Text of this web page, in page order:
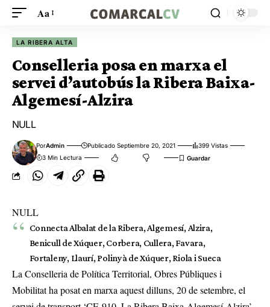
Aa
LA RIBERA ALTA
Conselleria posa en marxa el
servei d’autobús la Ribera Baixa-
Algemesí-Alzira
NULL
PorAdmin Publicado Septiembre 20, 2021
399 Vistas
3 Min Lectura
NULL
Connecta Albalat de la Ribera, Algemesí, Alzira,
Benicull de Xúquer, Corbera, Cullera, Favara,
Fortaleny, Llaurí, Polinyà de Xúquer, Riola i Sueca
La Conselleria de Política Territorial, Obres Públiques i
Mobilitat ha posat en marxa aquest dilluns, 20 de setembre, el